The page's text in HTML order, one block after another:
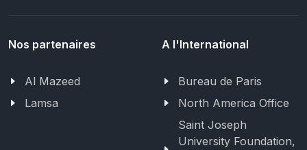
Nos partenaires
Al Mazeed
Lamsa
A l'International
Bureau de Paris
North America Office
Saint Joseph
University Foundation,